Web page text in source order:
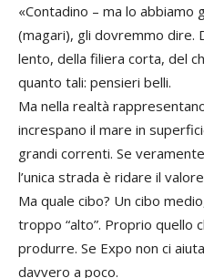
«Contadino – ma lo abbiamo
(magari), gli dovremmo dire.
lento, della filiera corta, del
quanto tali: pensieri belli.
Ma nella realtà
increspano il mare in
grandi correnti. Se
l’unica strada è ridare il
Ma quale cibo? Un cibo
troppo “alto”. Proprio quello
produrre. Se Expo non ci
davvero a poco.